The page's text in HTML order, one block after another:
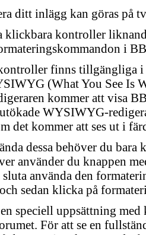
ditt inlägg kan göras på
klickbara kontroller
i
finns tillgängliga i
(What You See Is
kommer att visa
WYSIWYG-
det kommer att ses ut i
dessa behöver du
använder du knappen
använda den
sedan klicka på
speciell uppsättning
För att se en